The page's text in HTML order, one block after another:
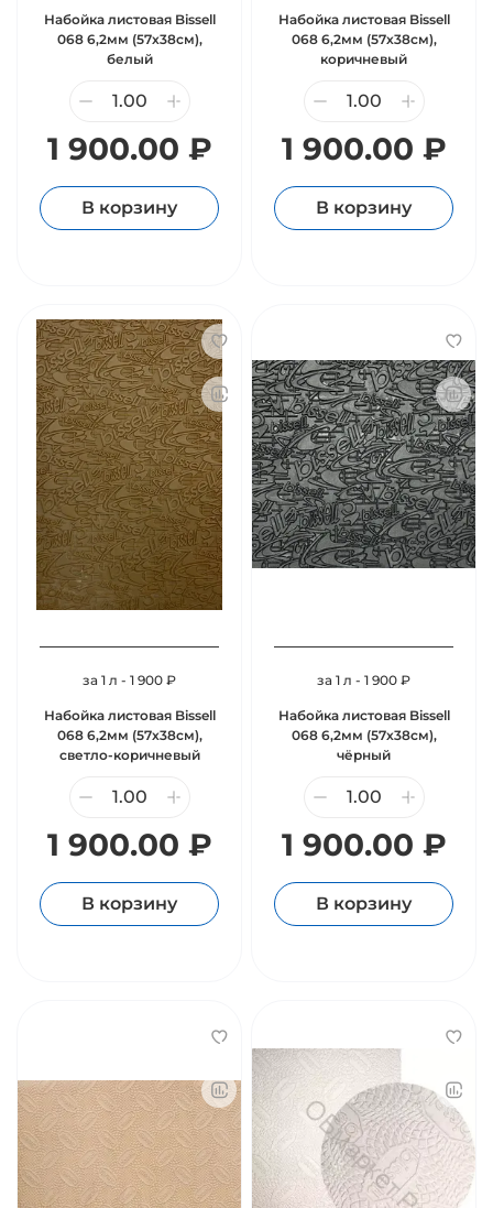
Набойка листовая Bissell
068 6,2мм (57х38см),
белый
1 900.00 ₽
В корзину
Набойка листовая Bissell
068 6,2мм (57х38см),
коричневый
1 900.00 ₽
В корзину
за 1 л - 1 900 ₽
Набойка листовая Bissell
068 6,2мм (57х38см),
светло-коричневый
1 900.00 ₽
В корзину
за 1 л - 1 900 ₽
Набойка листовая Bissell
068 6,2мм (57х38см),
чёрный
1 900.00 ₽
В корзину